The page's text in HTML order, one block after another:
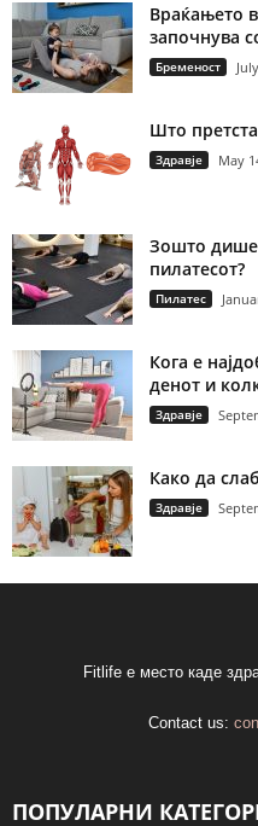
Враќањето
започнува
Бременост
Што
Здравје May
Зошто
пилатесот?
Пилатес
Кога е
денот и
Здравје
Како да
Здравје
Fitlife е место каде
Contact us:
ПОПУЛАРНИ